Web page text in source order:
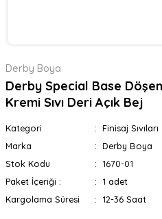
Derby Boya
Derby Special Base
Kremi Sıvı Deri Açık Bej
Kategori
Finisaj Sıvıları
Marka
Derby Boya
Stok Kodu
1670-01
Paket İçeriği :
1 adet
Kargolama Süresi
12-36 Saat